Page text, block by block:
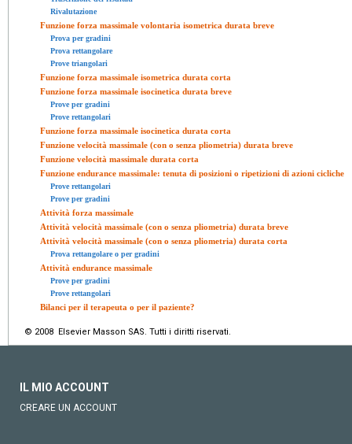
Rivalutazione
Funzione forza massimale volontaria isometrica durata breve
Prova per gradini
Prova rettangolare
Prove triangolari
Funzione forza massimale isometrica durata corta
Funzione forza massimale isocinetica durata breve
Prove per gradini
Prove rettangolari
Funzione forza massimale isocinetica durata corta
Funzione velocità massimale (con o senza pliometria) durata breve
Funzione velocità massimale durata corta
Funzione endurance massimale: tenuta di posizioni o ripetizioni di azioni cicliche
Prove rettangolari
Prove per gradini
Attività forza massimale
Attività velocità massimale (con o senza pliometria) durata breve
Attività velocità massimale (con o senza pliometria) durata corta
Prova rettangolare o per gradini
Attività endurance massimale
Prove per gradini
Prove rettangolari
Bilanci per il terapeuta o per il paziente?
© 2008 Elsevier Masson SAS. Tutti i diritti riservati.
IL MIO ACCOUNT
CREARE UN ACCOUNT